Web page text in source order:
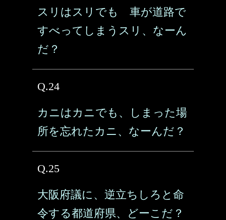
スリはスリでも 車が道路で
すべってしまうスリ、なーん
だ？
Q.24
カニはカニでも、しまった場
所を忘れたカニ、なーんだ？
Q.25
大阪府議に、逆立ちしろと命
令する都道府県、どーこだ？